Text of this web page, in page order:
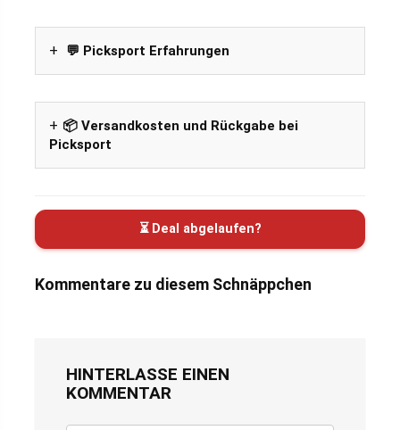
💬 Picksport Erfahrungen
📦 Versandkosten und Rückgabe bei
Picksport
⏳ Deal abgelaufen?
Kommentare zu diesem Schnäppchen
HINTERLASSE EINEN
KOMMENTAR